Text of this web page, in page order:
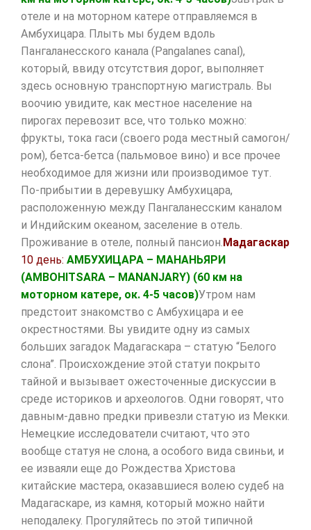
отеле и на моторном катере отправляемся в
Амбухицара. Плыть мы будем вдоль
Пангаланесского канала (Pangalanes canal),
который, ввиду отсутствия дорог, выполняет
здесь основную транспортную магистраль. Вы
воочию увидите, как местное население на
пирогах перевозит все, что только можно:
фрукты, тока гаси (своего рода местный самогон/
ром), бетса-бетса (пальмовое вино) и все прочее
необходимое для жизни или производимое тут.
По-прибытии в деревушку Амбухицара,
расположенную между Пангаланесским каналом
и Индийским океаном, заселение в отель.
Проживание в отеле, полный пансион. Мадагаскар
10 день: АМБУХИЦАРА – МАНАНЬЯРИ
(AMBOHITSARA – MANANJARY) (60 км на
моторном катере, ок. 4-5 часов)Утром нам
предстоит знакомство с Амбухицара и ее
окрестностями. Вы увидите одну из самых
больших загадок Мадагаскара – статую “Белого
слона”. Происхождение этой статуи покрыто
тайной и вызывает ожесточенные дискуссии в
среде историков и археологов. Одни говорят, что
давным-давно предки привезли статую из Мекки.
Немецкие исследователи считают, что это
вообще статуя не слона, а особого вида свиньи, и
ее изваяли еще до Рождества Христова
китайские мастера, оказавшиеся волею судеб на
Мадагаскаре, из камня, который можно найти
неподалеку. Прогуляйтесь по этой типичной